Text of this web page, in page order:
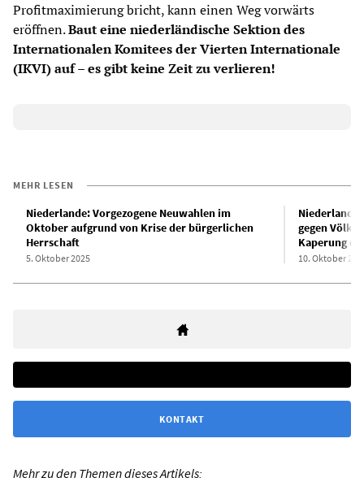
Profitmaximierung bricht, kann einen Weg vorwärts
eröffnen.Baut eine niederländische Sektion des
Internationalen Komitees der Vierten Internationale
(IKVI) auf – es gibt keine Zeit zu verlieren!
MEHR LESEN
Niederlande: Vorgezogene Neuwahlen im
Oktober aufgrund von Krise der bürgerlichen
Herrschaft
5. Oktober 2025
gegen
Kaperung
10. Oktober
KONTAKT
Mehr zu den Themen dieses Artikels: